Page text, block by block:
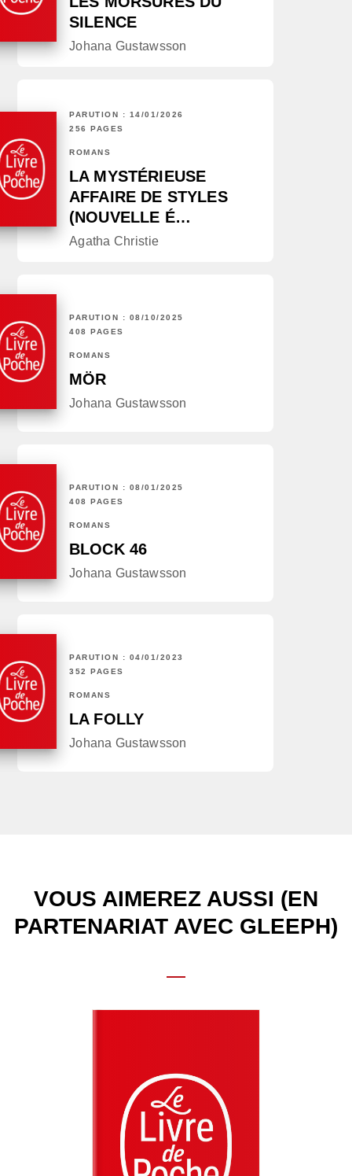
SILENCE
Johana Gustawsson
PARUTION : 14/01/2026
256 PAGES
ROMANS
LA MYSTÉRIEUSE
AFFAIRE DE STYLES
(NOUVELLE É…
Agatha Christie
PARUTION : 08/10/2025
408 PAGES
ROMANS
MÖR
Johana Gustawsson
PARUTION : 08/01/2025
408 PAGES
ROMANS
BLOCK 46
Johana Gustawsson
PARUTION : 04/01/2023
352 PAGES
ROMANS
LA FOLLY
Johana Gustawsson
VOUS AIMEREZ AUSSI (EN
PARTENARIAT AVEC GLEEPH)